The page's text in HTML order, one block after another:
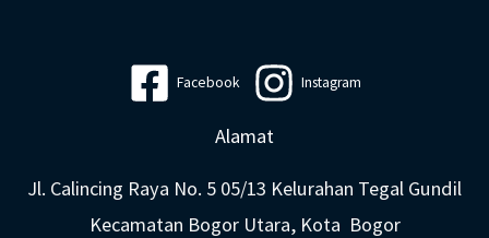
Facebook Instagram
Alamat
Jl. Calincing Raya No. 5 05/13 Kelurahan Tegal Gundil
Kecamatan Bogor Utara, Kota Bogor